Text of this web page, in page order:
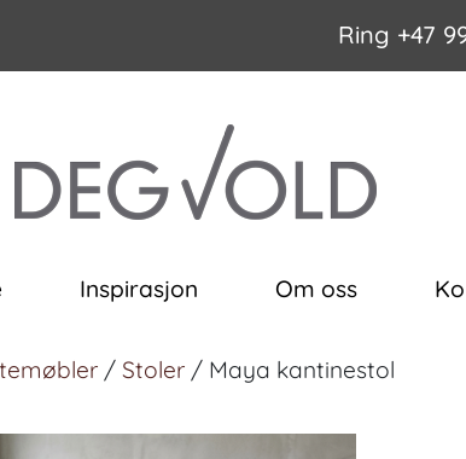
Ring +47
Inspirasjon Om oss
/ Stoler / Maya kantinestol